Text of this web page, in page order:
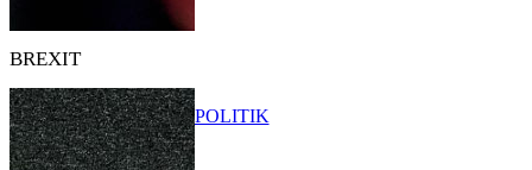
BREXIT
POLITIK